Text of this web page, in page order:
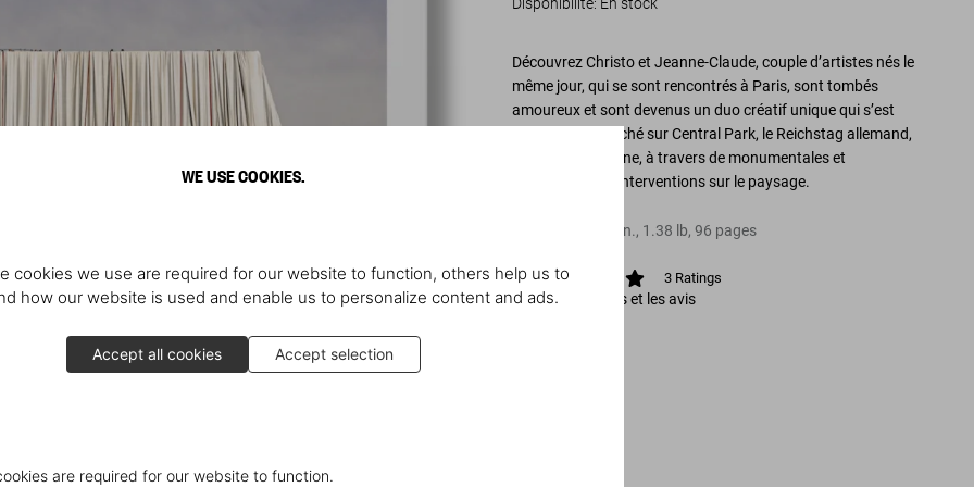
WE USE COOKIES.
cookies we use are required for our website to function, others help us to
how our website is used and enable us to personalize content and ads.
Accept all cookies Accept selection
are required for our website to function.
Découvrez Christo et Jeanne-Claude, couple d’artistes nés le
même jour, qui se sont rencontrés à Paris, sont tombés
amoureux et sont devenus un duo créatif unique qui s’est
notamment penché sur Central Park, le Reichstag allemand,
la baie de Biscayne, à travers de monumentales et
extraordinaires interventions sur le paysage.
in., 1.38 lb,96 pages
3 Ratings
Afficher les notes et les avis